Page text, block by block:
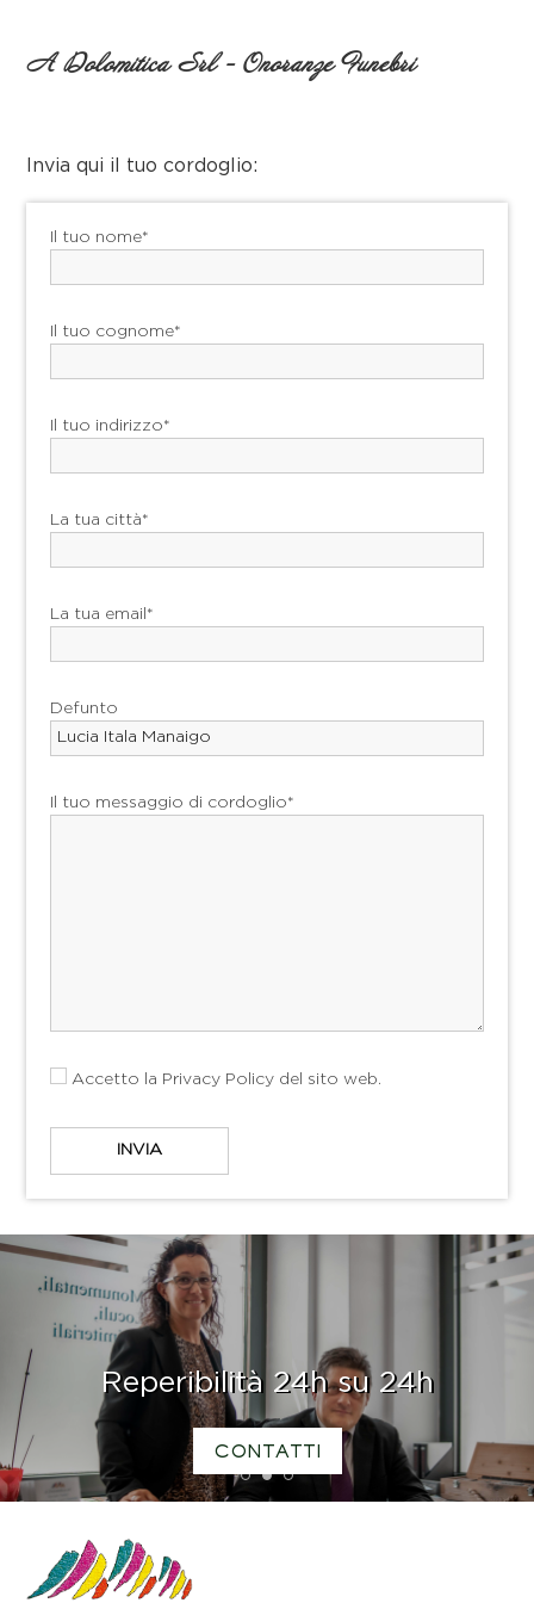
A Dolomitica Srl - Onoranze Funebri
Invia qui il tuo cordoglio:
Il tuo nome*
Il tuo cognome*
Il tuo indirizzo*
La tua città*
La tua email*
Defunto
Il tuo messaggio di cordoglio*
Accetto la Privacy Policy del sito web.
1 2 3
Reperibilità 24h su 24h
CONTATTI